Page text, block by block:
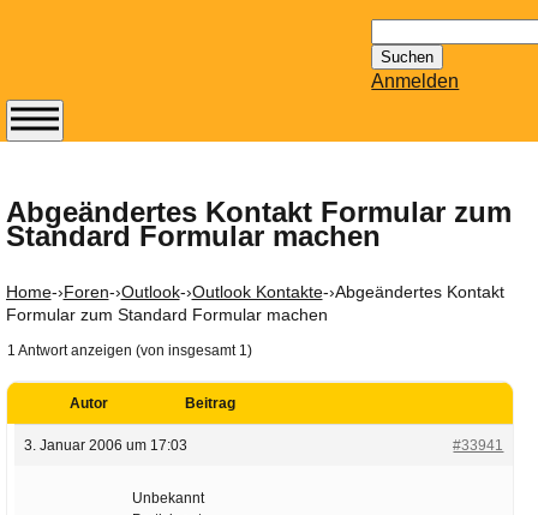
nach:
Anmelden
Abgeändertes Kontakt Formular zum
Standard Formular machen
Home-›Foren-›Outlook-›Outlook Kontakte-›Abgeändertes Kontakt
Formular zum Standard Formular machen
1 Antwort anzeigen (von insgesamt 1)
Autor Beitrag
3. Januar 2006 um 17:03 #33941
Unbekannt
Abonnieren Sie den
erscheinenden
Newsletter von
kostenlos.
Der ständig aktuelle
Tipps zu Thema
bereithält!
Wie z.B. Outlook,
GMail, Thunderbird
KuNoMail, usw.